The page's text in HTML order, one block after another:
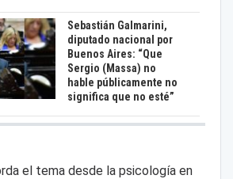
Sebastián Galmarini,
diputado nacional por
Buenos Aires: “Que
Sergio (Massa) no
hable públicamente no
significa que no esté”
el tema desde la psicología en